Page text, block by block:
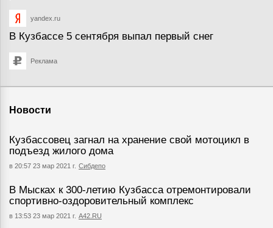
yandex.ru
В Кузбассе 5 сентября выпал первый снег
Реклама
Новости
Кузбассовец загнал на хранение свой мотоцикл в
подъезд жилого дома
в 20:57 23 мар 2021 г. Сибдепо
В Мысках к 300-летию Кузбасса отремонтировали
спортивно-оздоровительный комплекс
в 13:53 23 мар 2021 г. А42.RU